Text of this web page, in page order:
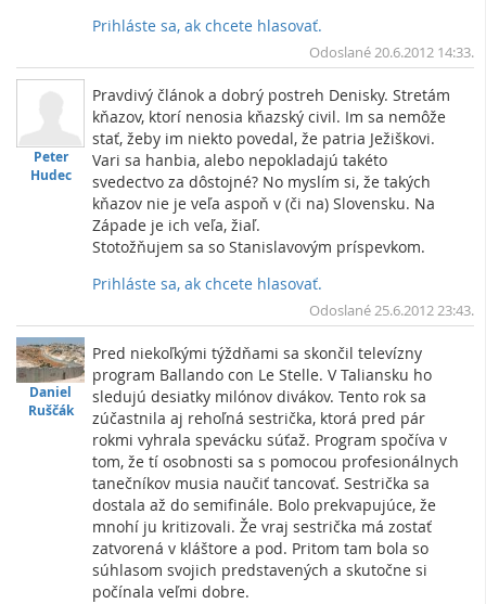
Prihláste sa, ak chcete hlasovať.
Odoslané 20.6.2012 14:33.
Peter
Hudec
Pravdivý článok a dobrý postreh Denisky. Stretám
kňazov, ktorí nenosia kňazský civil. Im sa nemôže
stať, žeby im niekto povedal, že patria Ježiškovi.
Vari sa hanbia, alebo nepokladajú takéto
svedectvo za dôstojné? No myslím si, že takých
kňazov nie je veľa aspoň v (či na) Slovensku. Na
Západe je ich veľa, žiaľ.
Stotožňujem sa so Stanislavovým príspevkom.
Prihláste sa, ak chcete hlasovať.
Odoslané 25.6.2012 23:43.
Daniel
Ruščák
Pred niekoľkými týždňami sa skončil televízny
program Ballando con Le Stelle. V Taliansku ho
sledujú desiatky milónov divákov. Tento rok sa
zúčastnila aj rehoľná sestrička, ktorá pred pár
rokmi vyhrala spevácku súťaž. Program spočíva v
tom, že tí osobnosti sa s pomocou profesionálnych
tanečníkov musia naučiť tancovať. Sestrička sa
dostala až do semifinále. Bolo prekvapujúce, že
mnohí ju kritizovali. Že vraj sestrička má zostať
zatvorená v kláštore a pod. Pritom tam bola so
súhlasom svojich predstavených a skutočne si
počínala veľmi dobre.